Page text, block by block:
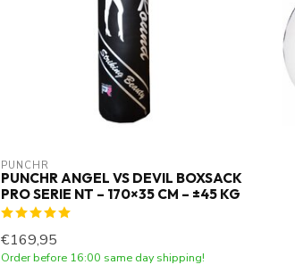
PUNCHR
PUNCHR ANGEL VS DEVIL BOXSACK
PRO SERIE NT – 170×35 CM – ±45 KG
€169,95
Order before 16:00 same day shipping!